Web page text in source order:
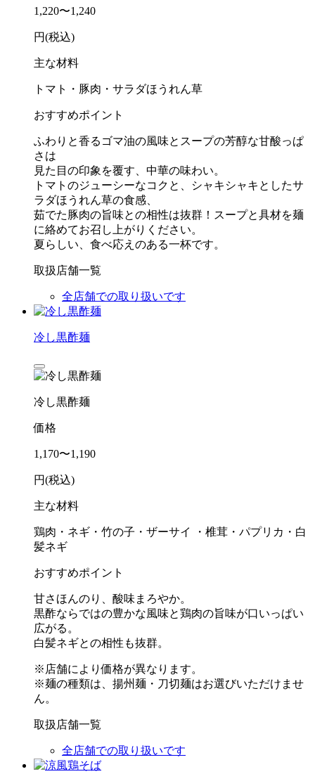
1,220〜1,240
円(税込)
主な材料
トマト・豚肉・サラダほうれん草
おすすめポイント
ふわりと香るゴマ油の風味とスープの芳醇な甘酸っぱ
さは
見た目の印象を覆す、中華の味わい。
トマトのジューシーなコクと、シャキシャキとしたサ
ラダほうれん草の食感、
茹でた豚肉の旨味との相性は抜群！スープと具材を麺
に絡めてお召し上がりください。
夏らしい、食べ応えのある一杯です。
取扱店舗一覧
全店舗での取り扱いです
冷し黒酢麺
冷し黒酢麺
価格
1,170〜1,190
円(税込)
主な材料
鶏肉・ネギ・竹の子・ザーサイ ・椎茸・パプリカ・白
髪ネギ
おすすめポイント
甘さほんのり、酸味まろやか。
黒酢ならではの豊かな風味と鶏肉の旨味が口いっぱい
広がる。
白髪ネギとの相性も抜群。
※店舗により価格が異なります。
※麺の種類は、揚州麺・刀切麺はお選びいただけませ
ん。
取扱店舗一覧
全店舗での取り扱いです